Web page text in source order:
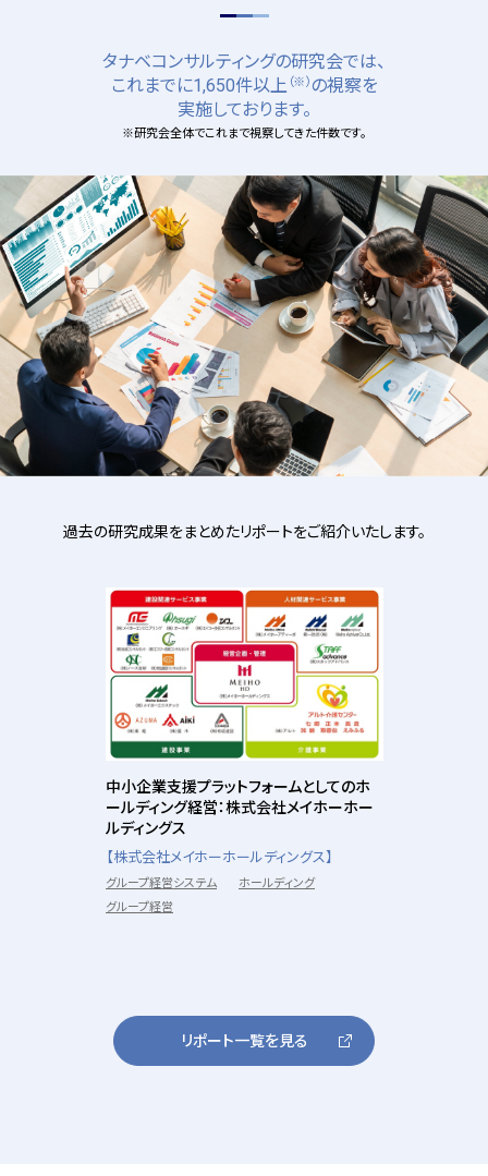
タナベコンサルティングの研究会では、
これまでに1,650件以上 （※） の視察を
実施しております。
※研究会全体でこれまで視察してきた件数です。
過去の研究成果をまとめたリポートをご紹介いたします。
中小企業支援プラットフォームとしてのホ
ールディング経営：株式会社メイホーホー
ルディングス
【株式会社メイホーホールディングス】
グループ経営システム
ホールディング
グループ経営
リポート一覧を見る